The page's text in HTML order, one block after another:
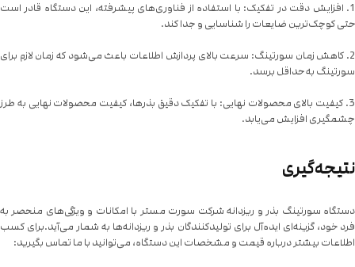
1. افزایش دقت در تفکیک: با استفاده از فناوری‌های پیشرفته، این دستگاه قادر است
حتی کوچک‌ترین ضایعات را شناسایی و جدا کند.
2. کاهش زمان سورتینگ: سرعت بالای پردازش اطلاعات باعث می‌شود که زمان لازم برای
سورتینگ به حداقل برسد.
3. کیفیت بالای محصولات نهایی: با تفکیک دقیق بذرها، کیفیت محصولات نهایی به طرز
چشمگیری افزایش می‌یابد.
نتیجه‌گیری
دستگاه سورتینگ بذر و ریزدانه شرکت سورت مستر با امکانات و ویژگی‌های منحصر به
فرد خود، گزینه‌ای ایده‌آل برای تولیدکنندگان بذر و ریزدانه‌ها به شمار می‌آید.برای کسب
اطلاعات بیشتر درباره قیمت و مشخصات این دستگاه، می‌توانید با ما تماس بگیرید: